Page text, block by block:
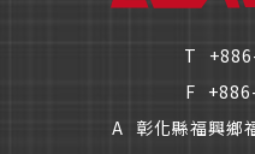
T
F
A 彰化縣福興鄉